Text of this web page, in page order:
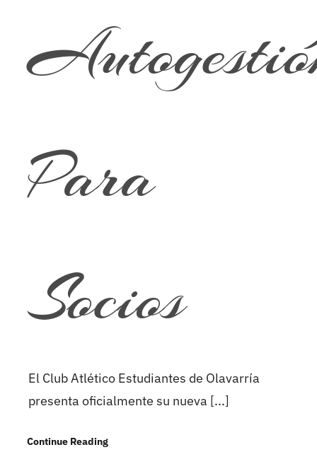
Para
Socios
El Club Atlético Estudiantes de Olavarría
presenta oficialmente su nueva [...]
Continue Reading